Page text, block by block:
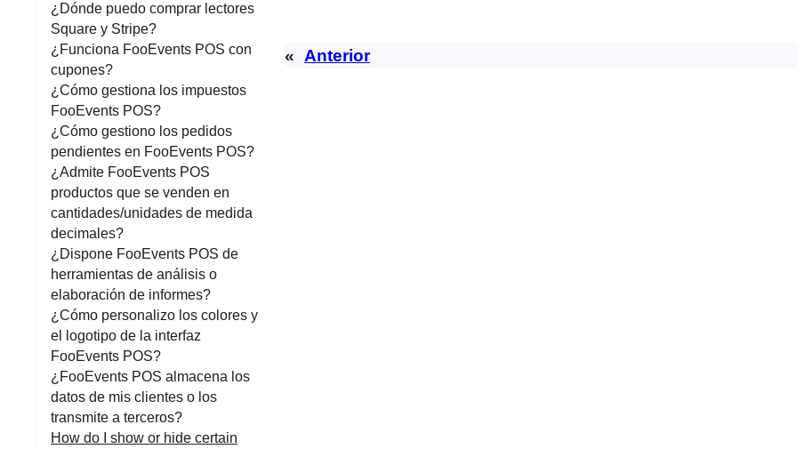
¿Dónde puedo comprar lectores
Square y Stripe?
¿Funciona FooEvents POS con
cupones?
¿Cómo gestiona los impuestos
FooEvents POS?
¿Cómo gestiono los pedidos
pendientes en FooEvents POS?
¿Admite FooEvents POS
productos que se venden en
cantidades/unidades de medida
decimales?
¿Dispone FooEvents POS de
herramientas de análisis o
elaboración de informes?
¿Cómo personalizo los colores y
el logotipo de la interfaz
FooEvents POS?
¿FooEvents POS almacena los
datos de mis clientes o los
transmite a terceros?
How do I show or hide certain
« Anterior